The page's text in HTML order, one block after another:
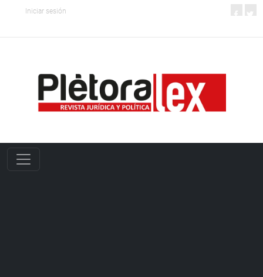
Iniciar sesión